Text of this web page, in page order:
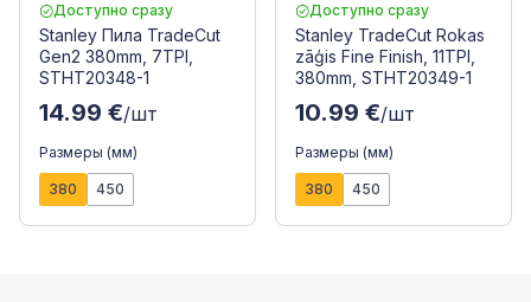
Доступно сразу
Stanley Пила TradeCut
Gen2 380mm, 7TPI,
STHT20348-1
14.99 €/шт
Размеры (мм)
380 450
Доступно сразу
Stanley TradeCut Rokas
zāģis Fine Finish, 11TPI,
380mm, STHT20349-1
10.99 €/шт
Размеры (мм)
380 450